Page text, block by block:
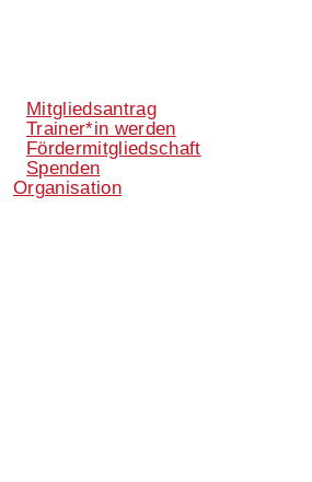
Mitgliedsantrag
Trainer*in werden
Fördermitgliedschaft
Spenden
Organisation